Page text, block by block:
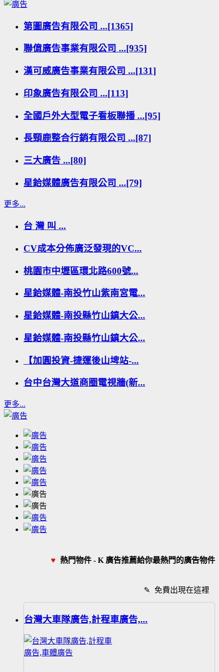
第圖廣告有限公司 ...[1365]
聯億廣告事業有限公司 ...[935]
漢可威廣告事業有限公司 ...[131]
印象廣告有限公司 ...[113]
全國戶外大型電子看板聯播 ...[95]
長頸鹿整合行銷有限公司 ...[87]
三大廣告 ...[80]
星鉿媒體廣告有限公司 ...[79]
更多...
台 灣 叫 ...
CV成本分佈廣泛發現的VC...
桃園市中壢區環北路600號...
星鉿媒體-南投竹山紫南宮電...
星鉿媒體-南投縣竹山鎮大公...
星鉿媒體-南投縣竹山鎮大公...
【加圓投資-捷運後山埤站-...
台中台灣大道商圈電視牆(新...
更多...
♥ 熱門物件 - K 廣告推薦給你最熱門的廣告物件
✎ 免費出現在這裡
台灣大車隊廣告,計程車廣告,...